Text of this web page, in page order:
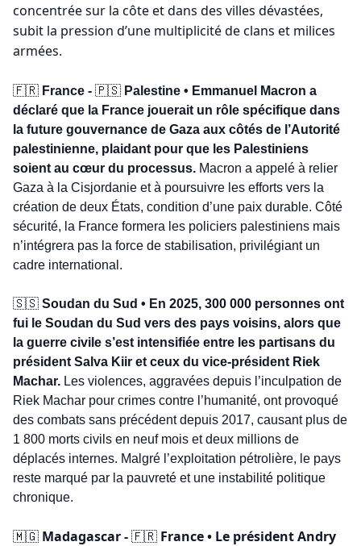
concentrée sur la côte et dans des villes dévastées,
subit la pression d’une multiplicité de clans et milices
armées.
🇫🇷 France - 🇵🇸 Palestine • Emmanuel Macron a
déclaré que la France jouerait un rôle spécifique dans
la future gouvernance de Gaza aux côtés de l’Autorité
palestinienne, plaidant pour que les Palestiniens
soient au cœur du processus. Macron a appelé à relier
Gaza à la Cisjordanie et à poursuivre les efforts vers la
création de deux États, condition d’une paix durable. Côté
sécurité, la France formera les policiers palestiniens mais
n’intégrera pas la force de stabilisation, privilégiant un
cadre international.
🇸🇸 Soudan du Sud • En 2025, 300 000 personnes ont
fui le Soudan du Sud vers des pays voisins, alors que
la guerre civile s’est intensifiée entre les partisans du
président Salva Kiir et ceux du vice-président Riek
Machar. Les violences, aggravées depuis l’inculpation de
Riek Machar pour crimes contre l’humanité, ont provoqué
des combats sans précédent depuis 2017, causant plus de
1 800 morts civils en neuf mois et deux millions de
déplacés internes. Malgré l’exploitation pétrolière, le pays
reste marqué par la pauvreté et une instabilité politique
chronique.
🇲🇬 Madagascar - 🇫🇷 France • Le président Andry